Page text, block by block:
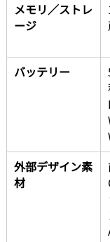
メモリ／ストレ
ージ
バッテリー
外部デザイン素
材